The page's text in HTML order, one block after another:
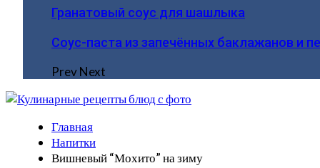
Гранатовый соус для шашлыка
Соус-паста из запечённых баклажанов и
PrevNext
Главная
Напитки
Вишневый “Мохито” на зиму